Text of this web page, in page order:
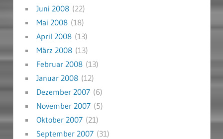
Juni 2008(22)
Mai 2008(18)
April 2008(13)
März 2008(13)
Februar 2008(13)
Januar 2008(12)
Dezember 2007(6)
November 2007(5)
Oktober 2007(21)
September 2007(31)